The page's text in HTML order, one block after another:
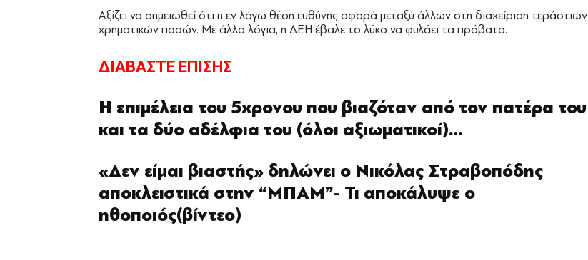
Αξίζει να σημειωθεί ότι η εν λόγω θέση ευθύνης αφορά μεταξύ άλλων στη διαχείριση τεράστιων
χρηματικών ποσών. Με άλλα λόγια, η ΔΕΗ έβαλε το λύκο να φυλάει τα πρόβατα.
ΔΙΑΒΑΣΤΕ ΕΠΙΣΗΣ
Η επιμέλεια του 5χρονου που βιαζόταν από τον πατέρα του
και τα δύο αδέλφια του (όλοι αξιωματικοί)…
«Δεν είμαι βιαστής» δηλώνει ο Νικόλας Στραβοπόδης
αποκλειστικά στην “ΜΠΑΜ”- Τι αποκάλυψε ο
ηθοποιός(βίντεο)